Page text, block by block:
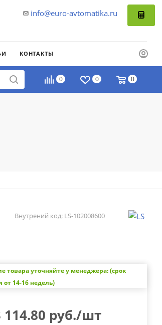
info@euro-avtomatika.ru
КОНТАКТЫ
0 0 0
Внутрений код: LS-102008600
товара уточняйте у менеджера: (срок
от 14-16 недель)
114.80 руб./шт